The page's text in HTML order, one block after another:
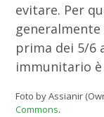
evitare. Per
prima dei 5/6
immunitario
Foto by Assianir
Commons.